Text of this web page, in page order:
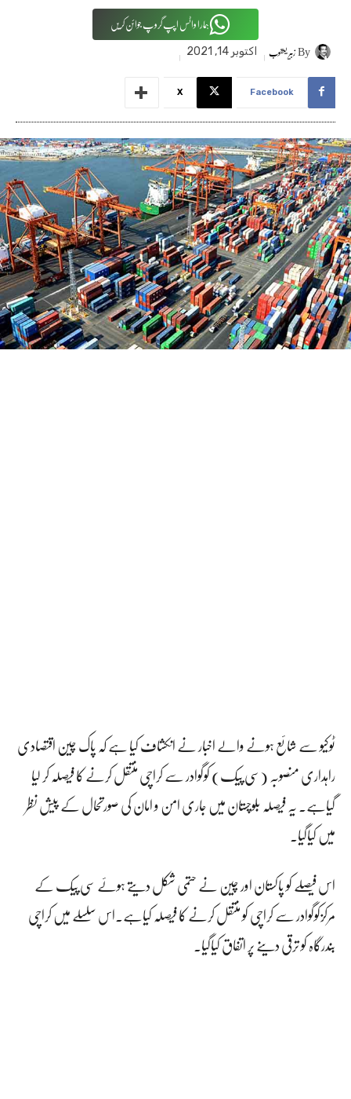
ہمارا واٹس اپپ گروپ جوائن کریں
Byزبیر یعقوب اکتوبر 14, 2021
Facebook
X
ٹوکیو سے شائع ہونے والے اخبار نے انکشاف کیا ہے کہ پاک چین اقتصادی
راہداری منصوبہ (سی پیک) کوگوادر سے کراچی منتقل کرنے کا فیصلہ کر لیا
گیاہے۔ یہ فیصلہ بلوچستان میں جاری امن و امان کی صورتحال کے پیش نظر
میں کیاگیا۔
اس فیصلے کو پاکستان اور چین نے حتمی شکل دیتے ہوئے سی پیک کے
مرکزکوگوادر سے کراچی کو منتقل کرنے کا فیصلہ کیاہے۔اس سلسلے میں کراچی
بندرگاہ کو ترقی دینے پر اتفاق کیاگیا۔